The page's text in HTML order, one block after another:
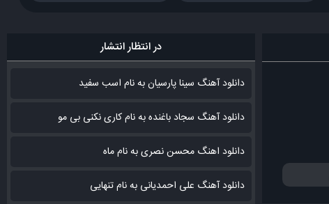
در انتظار انتشار
دانلود آهنگ سینا پارسیان به نام اسب سفید
دانلود آهنگ سجاد باغنده به نام کاری نکنی بی مو
دانلود اهنگ محسن نصری به نام‌ ماه
دانلود آهنگ علی احمدیانی به نام تنهایی